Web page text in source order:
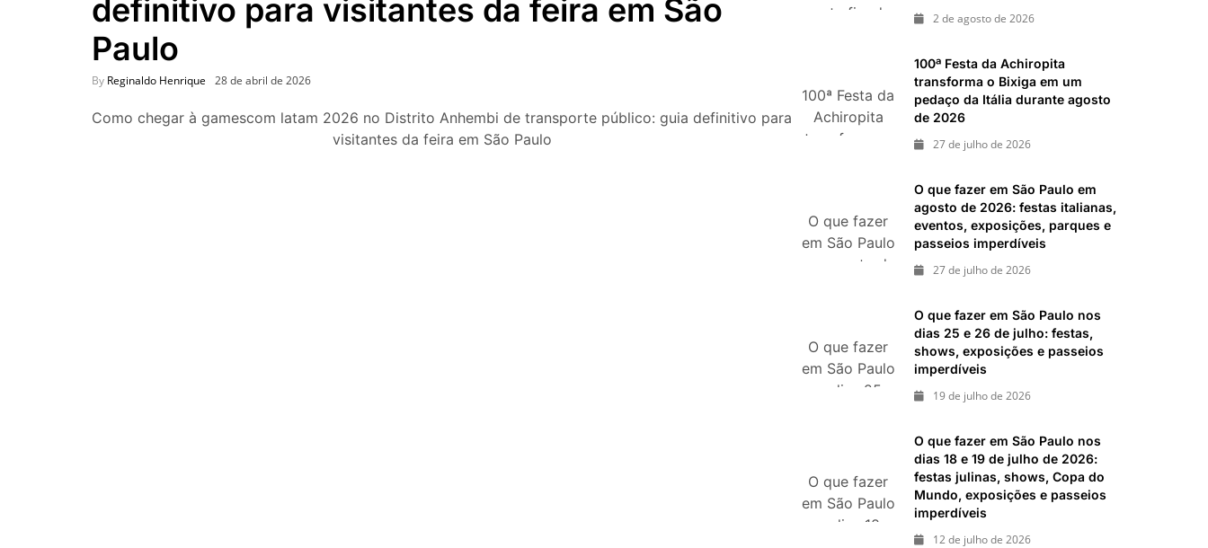
O que fazer em São Paulo nos dias 18 e 19 de julho de 2026: festas julinas, shows,
O que fazer em São Paulo no final de semana de 11 e 12 de julho: guia completo
com festas julinas, exposições, shows, parques, gastronomia, automobilismo e
definitivo para visitantes da feira em São
Paulo
By Reginaldo Henrique 28 de abril de 2026
Como chegar à gamescom latam 2026 no Distrito Anhembi de transporte público: guia definitivo para
visitantes da feira em São Paulo
neste fim de
nos dias 8 e
9 de agosto
de 2026
2 de agosto de 2026
100ª Festa da
Achiropita
transforma o
agosto de
2026
100ª Festa da Achiropita
transforma o Bixiga em um
pedaço da Itália durante agosto
de 2026
27 de julho de 2026
O que fazer
em São Paulo
em agosto de
exposições,
parques e
passeios
O que fazer em São Paulo em
agosto de 2026: festas italianas,
eventos, exposições, parques e
passeios imperdíveis
27 de julho de 2026
O que fazer
em São Paulo
nos dias 25 e
exposições e
passeios
imperdíveis
O que fazer em São Paulo nos
dias 25 e 26 de julho: festas,
shows, exposições e passeios
imperdíveis
19 de julho de 2026
O que fazer
em São Paulo
nos dias 18 e
O que fazer em São Paulo nos
dias 18 e 19 de julho de 2026:
festas julinas, shows, Copa do
Mundo, exposições e passeios
imperdíveis
12 de julho de 2026